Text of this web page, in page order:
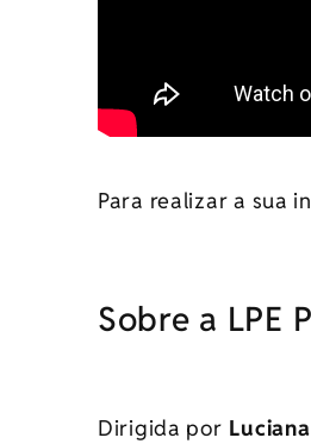
Para realizar a sua
Sobre a LPE
Dirigida por